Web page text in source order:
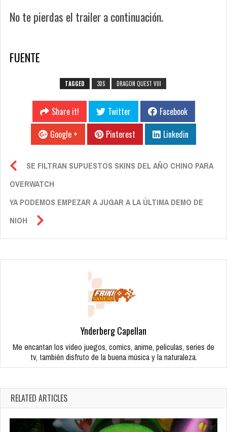
No te pierdas el trailer a continuación.
FUENTE
TAGGED 3DS DRAGON QUEST VIII
Share it! Twitter
Facebook
Google +
Pinterest Linkedin
SE FILTRAN SUPUESTOS SKINS DEL AÑO CHINO PARA
OVERWATCH
YA PODEMOS EMPEZAR A JUGAR A LA ÚLTIMA DEMO DE
NIOH
Ynderberg Capellan
Me encantan los video juegos, comics, anime, peliculas, series de
tv, también disfruto de la buena música y la naturaleza.
RELATED ARTICLES